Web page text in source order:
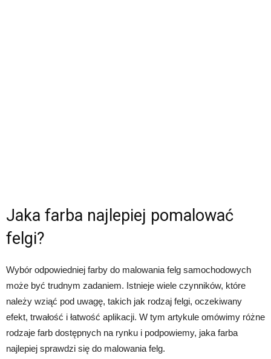
Jaka farba najlepiej pomalować
felgi?
Wybór odpowiedniej farby do malowania felg samochodowych
może być trudnym zadaniem. Istnieje wiele czynników, które
należy wziąć pod uwagę, takich jak rodzaj felgi, oczekiwany
efekt, trwałość i łatwość aplikacji. W tym artykule omówimy różne
rodzaje farb dostępnych na rynku i podpowiemy, jaka farba
najlepiej sprawdzi się do malowania felg.